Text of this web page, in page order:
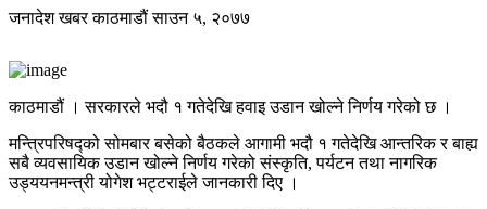
जनादेश खबरकाठमाडौंसाउन ५, २०७७
काठमाडौं । सरकारले भदौ १ गतेदेखि हवाइ उडान खोल्ने निर्णय गरेको छ ।
मन्त्रिपरिषद्को सोमबार बसेको बैठकले आगामी भदौ १ गतेदेखि आन्तरिक र बाह्य
सबै व्यवसायिक उडान खोल्ने निर्णय गरेको संस्कृति, पर्यटन तथा नागरिक
उड्ययनमन्त्री योगेश भट्टराईले जानकारी दिए ।